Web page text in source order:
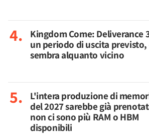
Kingdom Come: Deliverance
un periodo di uscita previsto,
sembra alquanto vicino
L'intera produzione di
del 2027 sarebbe già
non ci sono più RAM o HBM
disponibili